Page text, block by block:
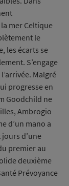
mer Celtique
le
les écarts se
S’engage
Malgré
progresse en
Goodchild ne
Ambrogio
d’un mano a
d’une
premier au
deuxième
Prévoyance